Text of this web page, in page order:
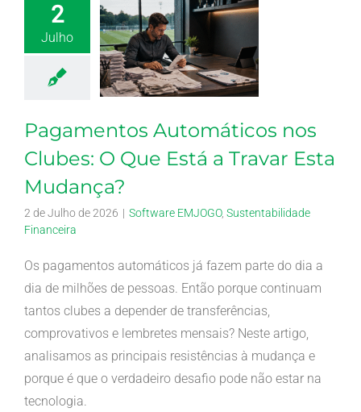
2
Julho
Pagamentos Automáticos nos
Clubes: O Que Está a Travar Esta
Mudança?
2 de Julho de 2026 | Software EMJOGO, Sustentabilidade
Financeira
Os pagamentos automáticos já fazem parte do dia a
dia de milhões de pessoas. Então porque continuam
tantos clubes a depender de transferências,
comprovativos e lembretes mensais? Neste artigo,
analisamos as principais resistências à mudança e
porque é que o verdadeiro desafio pode não estar na
tecnologia.